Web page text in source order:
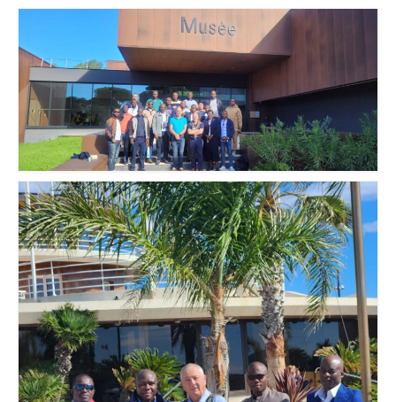
INFO n°18 – JANVIER 2026
INFO n°17 – DÉCEMBRE 2025
INFO n°16 – OCTOBRE 2025
INFO n°15 – JUILLET 2025
INFO n°14 – JUIN 2025
INFO n°13 – FÉVRIER 2025
INFO n°12 – JANVIER 2025
INFO n°11 – NOVEMBRE 2024
Nos publications
Le guide d’accueil des stagiaires
Guide des Relations Internationales de Défense